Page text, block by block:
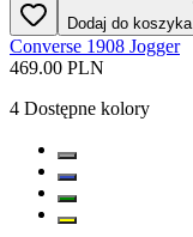
Dodaj do koszyka
Converse 1908 Jogger
469.00 PLN
4 Dostępne kolory